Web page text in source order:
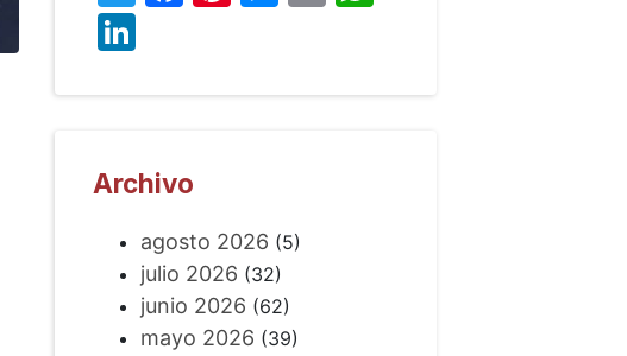
LinkedIn
Archivo
agosto 2026 (5)
julio 2026 (32)
junio 2026 (62)
mayo 2026 (39)